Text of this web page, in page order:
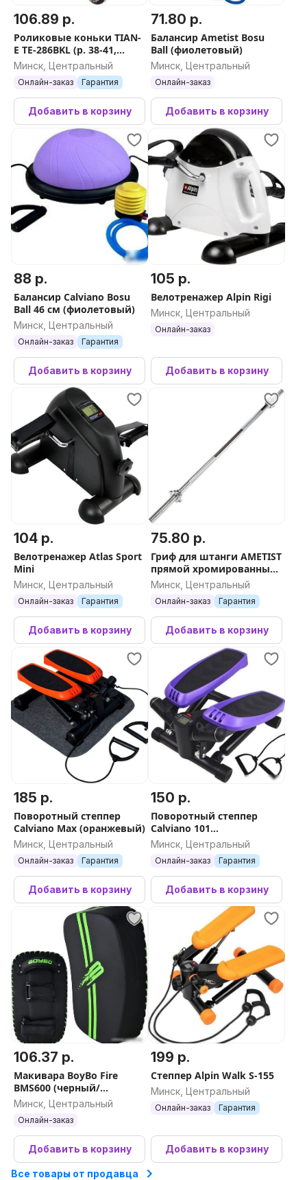
106.89 р.
Роликовые коньки TIAN-
E TE-286BKL (р. 38-41,
черный)
Минск, Центральный
Онлайн-заказ Гарантия
Добавить в корзину
71.80 р.
Балансир Ametist Bosu
Ball (фиолетовый)
Минск, Центральный
Онлайн-заказ
Добавить в корзину
88 р.
Балансир Calviano Bosu
Ball 46 см (фиолетовый)
Минск, Центральный
Онлайн-заказ Гарантия
Добавить в корзину
105 р.
Велотренажер Alpin Rigi
Минск, Центральный
Онлайн-заказ
Добавить в корзину
104 р.
Велотренажер Atlas Sport
Mini
Минск, Центральный
Онлайн-заказ Гарантия
Добавить в корзину
75.80 р.
Гриф для штанги AMETIST
прямой хромированный
L1200-D30 2040455903707
Минск, Центральный
Онлайн-заказ Гарантия
Добавить в корзину
185 р.
Поворотный степпер
Calviano Max (оранжевый)
Минск, Центральный
Онлайн-заказ Гарантия
Добавить в корзину
150 р.
Поворотный степпер
Calviano 101
(фиолетовый)
Минск, Центральный
Онлайн-заказ Гарантия
Добавить в корзину
106.37 р.
Макивара BoyBo Fire
BMS600 (черный/
зеленый)
Минск, Центральный
Онлайн-заказ
Добавить в корзину
199 р.
Степпер Alpin Walk S-155
Минск, Центральный
Онлайн-заказ Гарантия
Добавить в корзину
Все товары от продавца